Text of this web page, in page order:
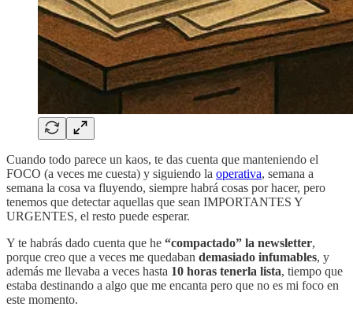
Cuando todo parece un kaos, te das cuenta que manteniendo el
FOCO (a veces me cuesta) y siguiendo la operativa, semana a
semana la cosa va fluyendo, siempre habrá cosas por hacer, pero
tenemos que detectar aquellas que sean IMPORTANTES Y
URGENTES, el resto puede esperar.
Y te habrás dado cuenta que he “compactado” la newsletter,
porque creo que a veces me quedaban demasiado infumables, y
además me llevaba a veces hasta 10 horas tenerla lista, tiempo que
estaba destinando a algo que me encanta pero que no es mi foco en
este momento.